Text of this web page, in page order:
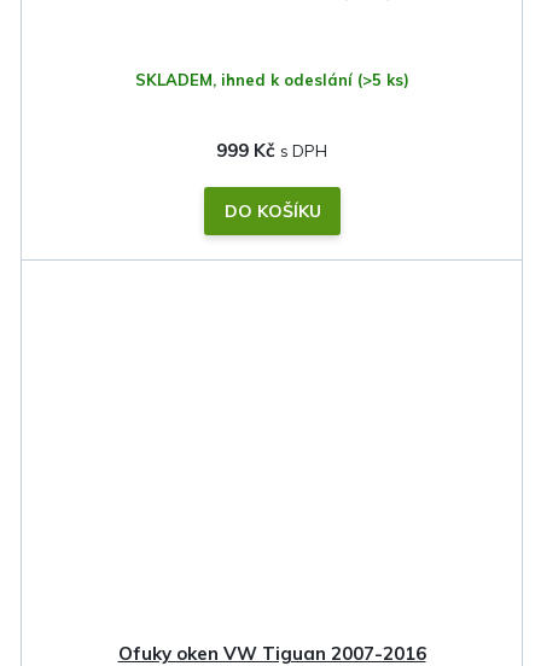
SKLADEM, ihned k odeslání (>5 ks)
999 Kč
DO KOŠÍKU
Ofuky oken VW Tiguan 2007-2016